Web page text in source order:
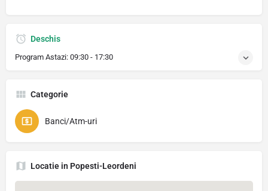
Deschis
Program Astazi: 09:30 - 17:30
Categorie
Banci/Atm-uri
Locatie in Popesti-Leordeni